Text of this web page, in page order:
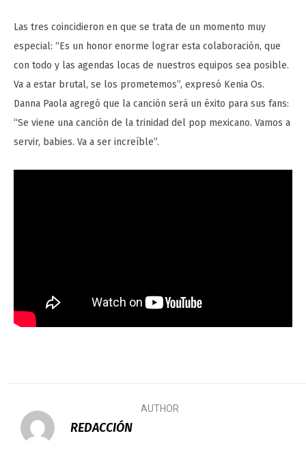
Las tres coincidieron en que se trata de un momento muy
especial: “Es un honor enorme lograr esta colaboración, que
con todo y las agendas locas de nuestros equipos sea posible.
Va a estar brutal, se los prometemos”, expresó Kenia Os.
Danna Paola agregó que la canción será un éxito para sus fans:
“Se viene una canción de la trinidad del pop mexicano. Vamos a
servir, babies. Va a ser increíble”.
AUTHOR
REDACCIÓN